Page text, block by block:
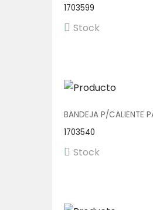
1703599
Stock
BANDEJA P/CALIENTE
1703540
Stock